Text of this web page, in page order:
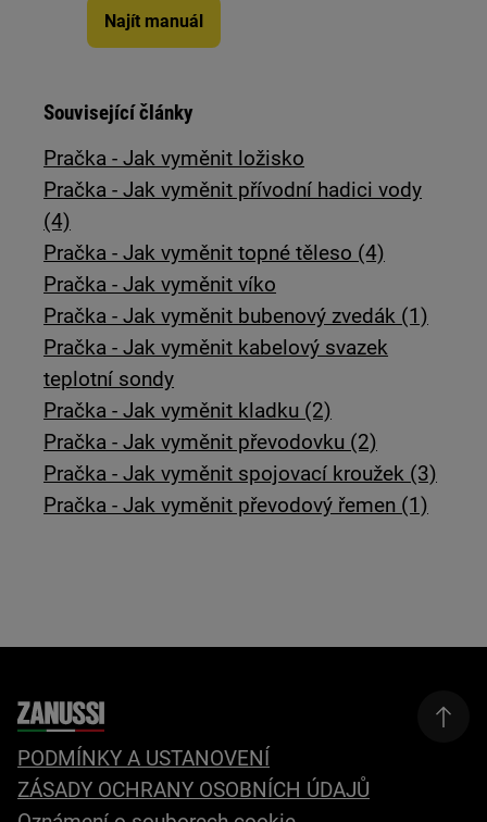
Najít manuál
Související články
Pračka - Jak vyměnit ložisko
Pračka - Jak vyměnit přívodní hadici vody
(4)
Pračka - Jak vyměnit topné těleso (4)
Pračka - Jak vyměnit víko
Pračka - Jak vyměnit bubenový zvedák (1)
Pračka - Jak vyměnit kabelový svazek
teplotní sondy
Pračka - Jak vyměnit kladku (2)
Pračka - Jak vyměnit převodovku (2)
Pračka - Jak vyměnit spojovací kroužek (3)
Pračka - Jak vyměnit převodový řemen (1)
PODMÍNKY A USTANOVENÍ
ZÁSADY OCHRANY OSOBNÍCH ÚDAJŮ